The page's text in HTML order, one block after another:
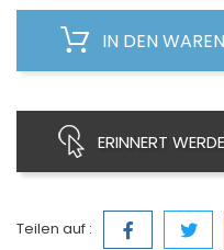
IN DEN
ERINNERT
Teilen auf :